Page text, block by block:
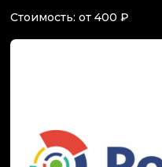
Стоимость: от 400 ₽